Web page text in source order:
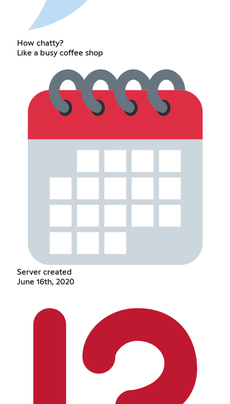
How chatty?
Like a busy coffee shop
Server created
June 16th, 2020